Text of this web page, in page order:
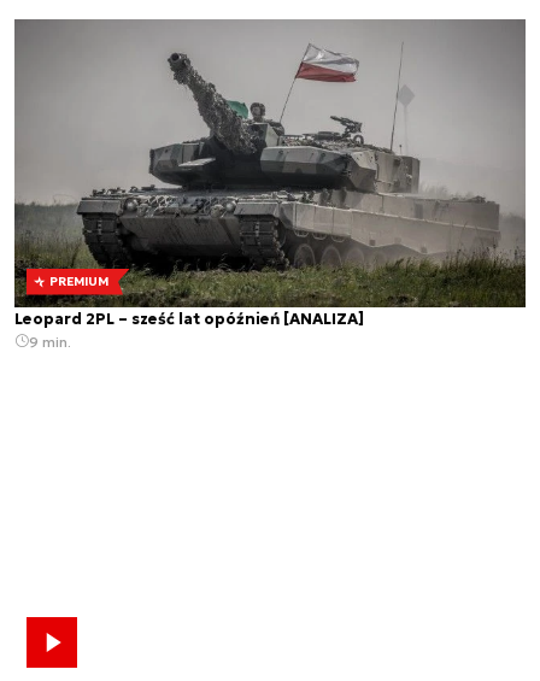
PREMIUM
Leopard 2PL – sześć lat opóźnień [ANALIZA]
9 min.